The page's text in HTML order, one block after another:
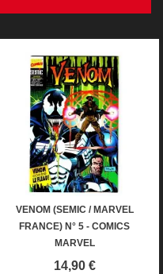
VENOM (SEMIC / MARVEL
FRANCE) N° 5 - COMICS
MARVEL
Prix
14,90 €